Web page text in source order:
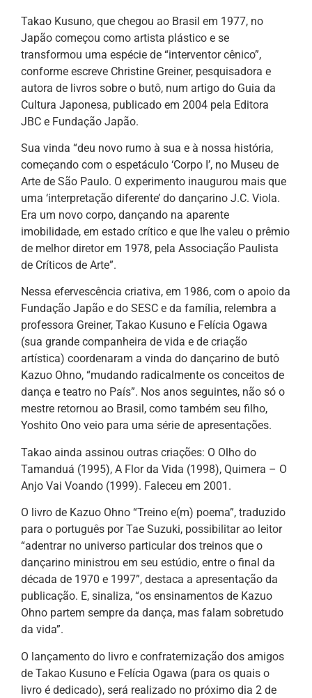
Takao Kusuno, que chegou ao Brasil em 1977, no
Japão começou como artista plástico e se
transformou uma espécie de “interventor cênico”,
conforme escreve Christine Greiner, pesquisadora e
autora de livros sobre o butô, num artigo do Guia da
Cultura Japonesa, publicado em 2004 pela Editora
JBC e Fundação Japão.
Sua vinda “deu novo rumo à sua e à nossa história,
começando com o espetáculo ‘Corpo I’, no Museu de
Arte de São Paulo. O experimento inaugurou mais que
uma ‘interpretação diferente’ do dançarino J.C. Viola.
Era um novo corpo, dançando na aparente
imobilidade, em estado crítico e que lhe valeu o prêmio
de melhor diretor em 1978, pela Associação Paulista
de Críticos de Arte”.
Nessa efervescência criativa, em 1986, com o apoio da
Fundação Japão e do SESC e da família, relembra a
professora Greiner, Takao Kusuno e Felícia Ogawa
(sua grande companheira de vida e de criação
artística) coordenaram a vinda do dançarino de butô
Kazuo Ohno, “mudando radicalmente os conceitos de
dança e teatro no País”. Nos anos seguintes, não só o
mestre retornou ao Brasil, como também seu filho,
Yoshito Ono veio para uma série de apresentações.
Takao ainda assinou outras criações: O Olho do
Tamanduá (1995), A Flor da Vida (1998), Quimera – O
Anjo Vai Voando (1999). Faleceu em 2001.
O livro de Kazuo Ohno “Treino e(m) poema”, traduzido
para o português por Tae Suzuki, possibilitar ao leitor
“adentrar no universo particular dos treinos que o
dançarino ministrou em seu estúdio, entre o final da
década de 1970 e 1997”, destaca a apresentação da
publicação. E, sinaliza, “os ensinamentos de Kazuo
Ohno partem sempre da dança, mas falam sobretudo
da vida”.
O lançamento do livro e confraternização dos amigos
de Takao Kusuno e Felícia Ogawa (para os quais o
livro é dedicado), será realizado no próximo dia 2 de